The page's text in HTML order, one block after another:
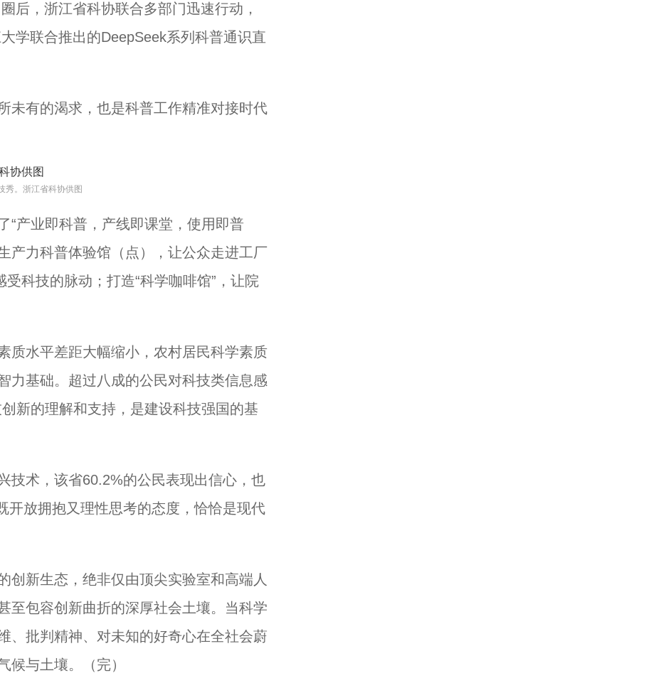
，浙江省科协联合多部门迅速行动，
学联合推出的DeepSeek系列科普通识直
有的渴求，也是科普工作精准对接时代
秀。浙江省科协供图
业即科普，产线即课堂，使用即普
产力科普体验馆（点），让公众走进工厂
科技的脉动；打造“科学咖啡馆”，让院
水平差距大幅缩小，农村居民科学素质
力基础。超过八成的公民对科技类信息感
新的理解和支持，是建设科技强国的基
术，该省60.2%的公民表现出信心，也
放拥抱又理性思考的态度，恰恰是现代
新生态，绝非仅由顶尖实验室和高端人
至包容创新曲折的深厚社会土壤。当科学
、批判精神、对未知的好奇心在全社会蔚
候与土壤。（完）